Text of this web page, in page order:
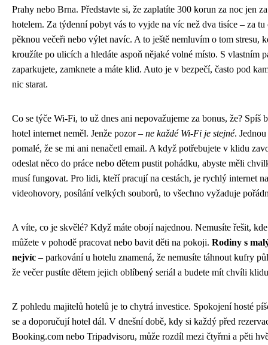
Prahy nebo Brna. Představte si, že zaplatíte 300 korun za noc jen
hotelem. Za týdenní pobyt vás to vyjde na víc než dva tisíce – za tu
pěknou večeři nebo výlet navíc. A to ještě nemluvím o tom stresu,
kroužíte po ulicích a hledáte aspoň nějaké volné místo. S vlastním
zaparkujete, zamknete a máte klid. Auto je v bezpečí, často pod
nic starat.
Co se týče Wi-Fi, to už dnes ani nepovažujeme za bonus, že? Spíš
hotel internet neměl. Jenže pozor – ne každé Wi-Fi je stejné.
pomalé, že se mi ani nenačetl email. A když potřebujete v klidu
odeslat něco do práce nebo dětem pustit pohádku, abyste měli
musí fungovat. Pro lidi, kteří pracují na cestách, je rychlý internet
videohovory, posílání velkých souborů, to všechno vyžaduje
A víte, co je skvělé? Když máte obojí najednou. Nemusíte řešit,
můžete v pohodě pracovat nebo bavit děti na pokoji. Rodiny s
nejvíc – parkování u hotelu znamená, že nemusíte táhnout kufry
že večer pustíte dětem jejich oblíbený seriál a budete mít chvíli
Z pohledu majitelů hotelů je to chytrá investice. Spokojení hosté
se a doporučují hotel dál. V dnešní době, kdy si každý před
Booking.com nebo Tripadvisoru, může rozdíl mezi čtyřmi a pěti